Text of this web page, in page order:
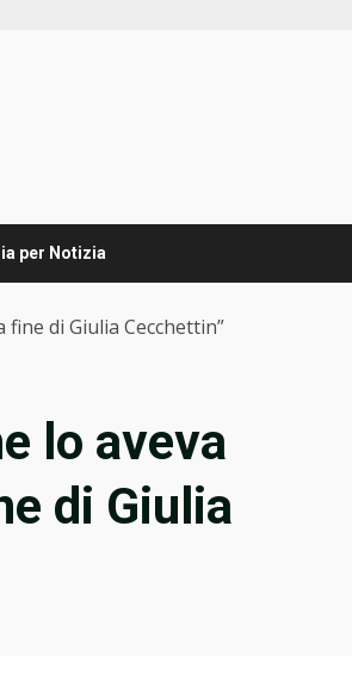
per Notizia
fine di Giulia Cecchettin”
lo aveva
di Giulia